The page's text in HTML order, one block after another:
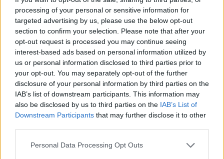
processing of your personal or sensitive information for
targeted advertising by us, please use the below opt-out
section to confirm your selection. Please note that after your
opt-out request is processed you may continue seeing
interest-based ads based on personal information utilized by
us or personal information disclosed to third parties prior to
your opt-out. You may separately opt-out of the further
disclosure of your personal information by third parties on the
IAB’s list of downstream participants. This information may
also be disclosed by us to third parties on the IAB’s List of
Downstream Participants that may further disclose it to other
Personal Data Processing Opt Outs
Há muitas personagens malucas para desbloquear, o que é
sempre divertido - andamos a jogar há meses e ainda estamos a
tentar bater as nossas pontuações mais altas!
Etiquetas
JOGOS DE HABILIDADE
COLEÇÕES DE JOGOS